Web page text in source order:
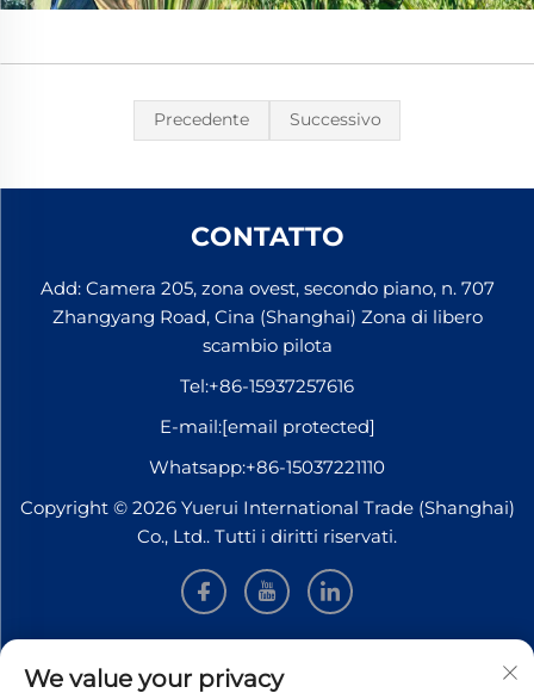
Precedente Successivo
CONTATTO
Add: Camera 205, zona ovest, secondo piano, n. 707
Zhangyang Road, Cina (Shanghai) Zona di libero
scambio pilota
Tel:+86-15937257616
E-mail:[email protected]
Whatsapp:+86-15037221110
Copyright © 2026 Yuerui International Trade (Shanghai)
Co., Ltd.. Tutti i diritti riservati.
INFORMAZIONI
We value your privacy